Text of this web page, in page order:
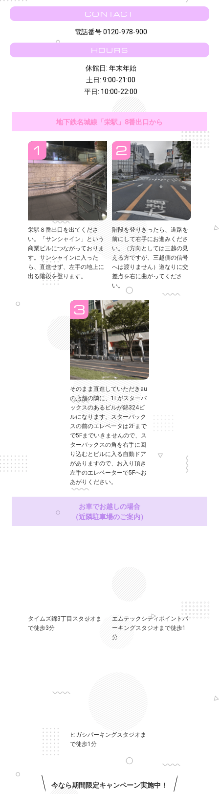
CONTACT
電話番号 0120-978-900
HOURS
休館日: 年末年始
土日: 9:00-21:00
平日: 10:00-22:00
地下鉄名城線「栄駅」8番出口から
栄駅８番出口を出てくださ
い。「サンシャイン」という
商業ビルにつながっておりま
す。サンシャインに入った
ら、直進せず、左手の地上に
出る階段を登ります。
階段を登りきったら、道路を
前にして右手にお進みくださ
い。（方向としては三越の見
える方ですが、三越側の信号
へは渡りません）道なりに交
差点を右に曲がってくださ
い。
そのまま直進していただきau
の店舗の隣に、1Fがスターバ
ックスのあるビルが錦324ビ
ルになります。スターバック
スの前のエレベータは2Fまで
で5Fまでいきませんので、ス
ターバックスの角を右手に回
り込むとビルに入る自動ドア
がありますので、お入り頂き
左手のエレベーターで5Fへお
あがりください。
お車でお越しの場合
（近隣駐車場のご案内）
タイムズ錦3丁目スタジオま
で徒歩3分
エムテックシティポイントパ
ーキングスタジオまで徒歩1
分
ヒガシパーキングスタジオま
で徒歩1分
今なら期間限定キャンペーン実施中！